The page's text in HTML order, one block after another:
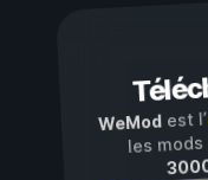
WeModest l’
les